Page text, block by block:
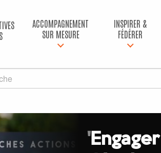
ACCOMPAGNEMENT
SUR MESURE
INSPIRER &
FÉDÉRER
'